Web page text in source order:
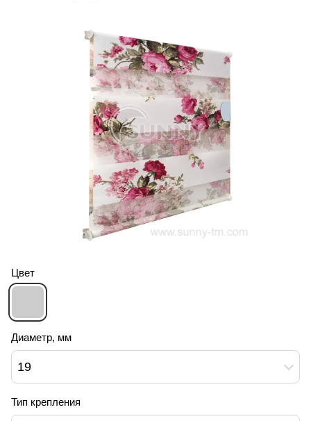
Цвет
Диаметр, мм
19
Тип крепления